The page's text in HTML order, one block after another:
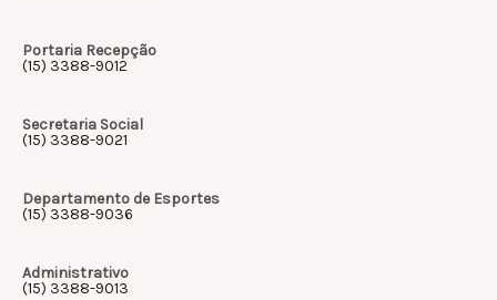
Portaria Recepção
(15) 3388-9012
Secretaria Social
(15) 3388-9021
Departamento de Esportes
(15) 3388-9036
Administrativo
(15) 3388-9013